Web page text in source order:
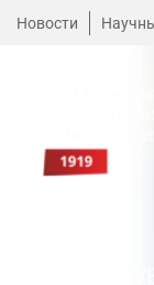
Новости